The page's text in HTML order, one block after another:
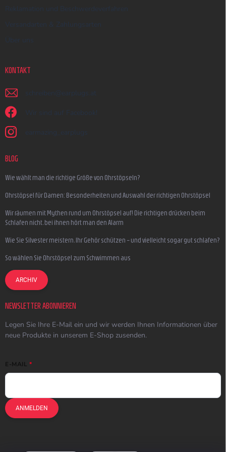
Reklamation und Beschwerdeverfahren
Versandarten & Zahlungsarten
Über uns
KONTAKT
schreiben @ earplugs.at
Wir sind auf Facebook!
earmazing_earplugs
BLOG
Wie wählt man die richtige Größe von Ohrstöpseln?
Ohrstöpsel für Damen: Besonderheiten und Auswahl der richtigen Ohrstöpsel
Wir räumen mit Mythen rund um Ohrstöpsel auf! Die richtigen drücken beim
Schlafen nicht, bei ihnen hört man den Alarm
Wie Sie Silvester meistern, Ihr Gehör schützen – und vielleicht sogar gut schlafen?
So wählen Sie Ohrstöpsel zum Schwimmen aus
ARCHIV
NEWSLETTER ABONNIEREN
Legen Sie Ihre E-Mail ein und wir werden Ihnen Informationen über
neue Produkte in unserem E-Shop zusenden.
E-MAIL
ANMELDEN